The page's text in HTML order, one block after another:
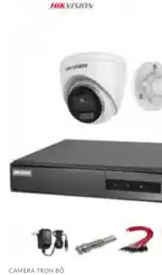
CAMERA TRỌN BỘ